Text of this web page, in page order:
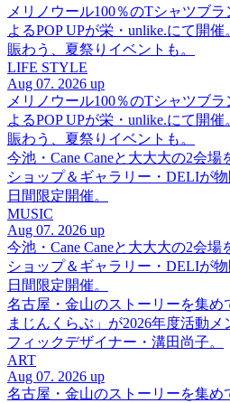
メリノウール100％のTシャツブ
よるPOP UPが栄・unlike.にて開
賑わう、夏祭りイベントも。
LIFE STYLE
Aug 07. 2026 up
メリノウール100％のTシャツブ
よるPOP UPが栄・unlike.にて開
賑わう、夏祭りイベントも。
今池・Cane Caneと大大大の2会
ショップ＆ギャラリー・DELIが
日間限定開催。
MUSIC
Aug 07. 2026 up
今池・Cane Caneと大大大の2会
ショップ＆ギャラリー・DELIが
日間限定開催。
名古屋・金山のストーリーを集
まじんくらぶ」が2026年度活動
フィックデザイナー・溝田尚子。
ART
Aug 07. 2026 up
名古屋・金山のストーリーを集